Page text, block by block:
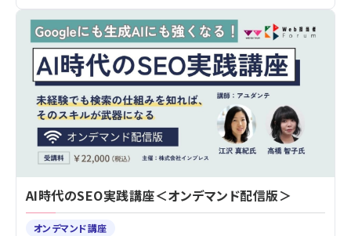
AI時代のSEO実践講座＜オンデマンド配信版＞
オンデマンド講座